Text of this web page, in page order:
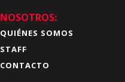
NOSOTROS:
QUIÉNES SOMOS
STAFF
CONTACTO